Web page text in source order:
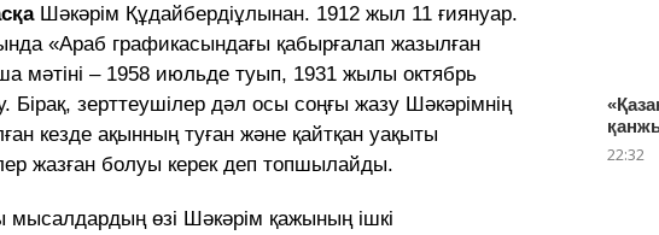
Шәкәрім Құдайбердіұлынан. 1912 жыл 11 ғиянуар.
«Араб графикасындағы қабырғалап жазылған
мәтіні – 1958 июльде туып, 1931 жылы октябрь
Бірақ, зерттеушілер дәл осы соңғы жазу Шәкәрімнің
кезде ақынның туған және қайтқан уақыты
жазған болуы керек деп топшылайды.
мысалдардың өзі Шәкәрім қажының ішкі
22:32